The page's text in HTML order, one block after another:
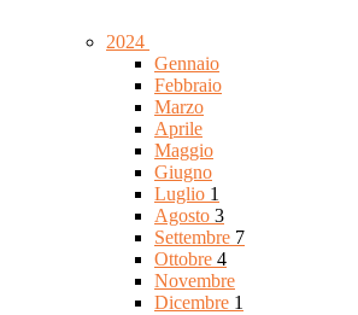
2024
Gennaio
Febbraio
Marzo
Aprile
Maggio
Giugno
Luglio 1
Agosto 3
Settembre 7
Ottobre 4
Novembre
Dicembre 1